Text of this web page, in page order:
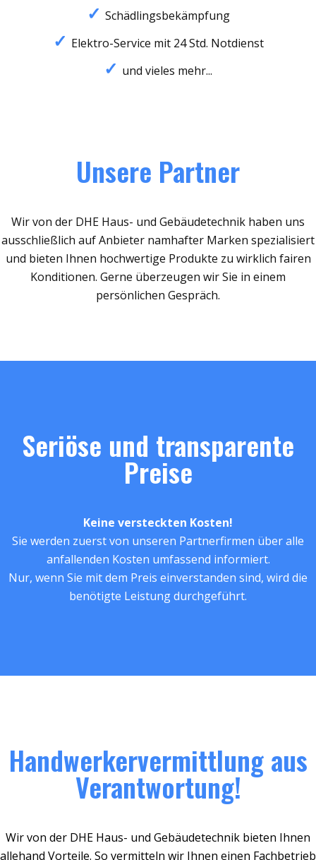
Schädlingsbekämpfung
Elektro-Service mit 24 Std. Notdienst
und vieles mehr...
Unsere Partner
Wir von der DHE Haus- und Gebäudetechnik haben uns
ausschließlich auf Anbieter namhafter Marken spezialisiert
und bieten Ihnen hochwertige Produkte zu wirklich fairen
Konditionen. Gerne überzeugen wir Sie in einem
persönlichen Gespräch.
Seriöse und transparente
Preise
Keine versteckten Kosten!
Sie werden zuerst von unseren Partnerfirmen über alle
anfallenden Kosten umfassend informiert.
Nur, wenn Sie mit dem Preis einverstanden sind, wird die
benötigte Leistung durchgeführt.
Handwerkervermittlung aus
Verantwortung!
Wir von der DHE Haus- und Gebäudetechnik bieten Ihnen
allehand Vorteile. So vermitteln wir Ihnen einen Fachbetrieb